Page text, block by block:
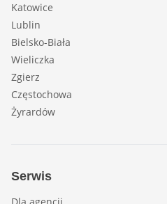
Katowice
Lublin
Bielsko-Biała
Wieliczka
Zgierz
Częstochowa
Żyrardów
Serwis